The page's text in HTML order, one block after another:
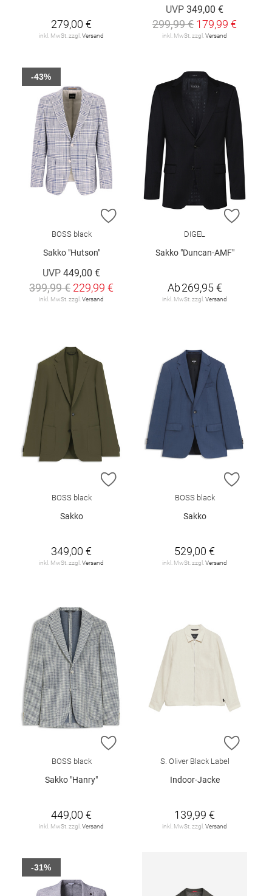
279,00 €
inkl. MwSt. zzgl.Versand
UVP 349,00 €
299,99 € 179,99 €
inkl. MwSt. zzgl.Versand
ZUR WUNSCHLISTE HINZUFÜGEN
BOSS black
Sakko "Hutson"
UVP 449,00 €
399,99 € 229,99 €
inkl. MwSt. zzgl.Versand
-43%
ZUR
DIGEL
Sakko "Duncan-AMF"
Ab269,95 €
inkl. MwSt. zzgl.Versand
ZUR WUNSCHLISTE HINZUFÜGEN
BOSS black
Sakko
349,00 €
inkl. MwSt. zzgl. Versand
ZUR
BOSS black
Sakko
529,00 €
inkl. MwSt. zzgl. Versand
ZUR WUNSCHLISTE HINZUFÜGEN
BOSS black
Sakko "Hanry"
449,00 €
inkl. MwSt. zzgl. Versand
ZUR
S. Oliver Black Label
Indoor-Jacke
139,99 €
inkl. MwSt. zzgl. Versand
-31%